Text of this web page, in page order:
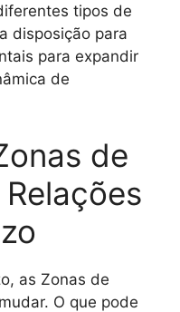
tipos de
disposição para
para expandir
de
de
as Zonas de
O que pode